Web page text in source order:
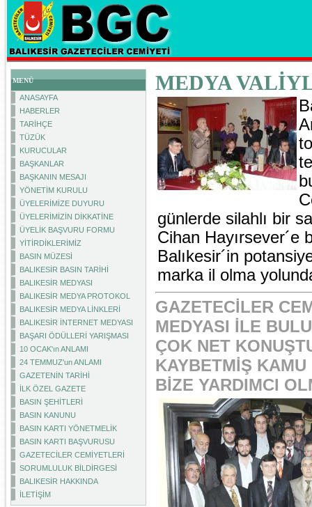
MENÜ
ANASAYFA
HABERLER
TARİHÇE
TÜZÜK
KURUCULAR
BAŞKANLAR
BAŞKANIN MESAJI
YÖNETİM KURULU
ÜYELERİMİZE DUYURU
ÜYELERİMİZİN DİKKATİNE
ÜYELİK BAŞVURU FORMU
YİTİRDİKLERİMİZ
BASIN MÜZESİ
BALIKESİR BASIN TARİHİ
BALIKESİR MEDYASI
BALIKESİR MEDYA PROTOKOL
BALIKESİR MEDYA LİNKLERİ
BALIKESİR İNTERNET MEDYASI
BAŞARI ÖDÜLLERİ YARIŞMASI
10 OCAK'ın ANLAMI
24 TEMMUZ'un ANLAMI
GAZETENİN TARİHİ
İLK ÖZEL GAZETE
BASIN ŞEHİTLERİ
BASIN KANUNU
BASIN KARTI YÖNETMELİK
BASIN KARTI BAŞVURUSU
GAZETECİLER CEMİYETLERİ
SORUMLULUK BİLDİRGESİ
BALIKESİR HAKKINDA
İLETİŞİM
MEDYA
günlerde silahlı bir
Cihan Hayırsever´e
Balıkesir´in
marka il olma
GAZETECİLER
MEDYASI İLE
ÇOK NET
KAYBETMİŞ
BİZE YARDIMCI